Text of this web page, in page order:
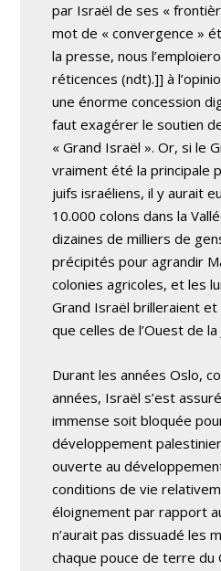
par Israël de ses «
mot de « convergence »
la presse, nous
réticences (ndt).]] à
une énorme concession
faut exagérer le soutien
« Grand Israël ». Or, si le
vraiment été la principale
juifs israéliens, il y aurait
10.000 colons dans la
dizaines de milliers de
précipités pour agrandir
colonies agricoles, et les
Grand Israël brilleraient
que celles de l’Ouest de la
Durant les années Oslo,
années, Israël s’est
immense soit bloquée
développement
ouverte au
conditions de vie
éloignement par rapport
n’aurait pas dissuadé les
chaque pouce de terre du